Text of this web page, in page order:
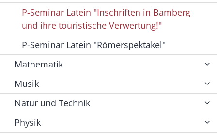
P-Seminar Latein "Inschriften in Bamberg
und ihre touristische Verwertung!"
P-Seminar Latein "Römerspektakel"
Mathematik
Musik
Natur und Technik
Physik